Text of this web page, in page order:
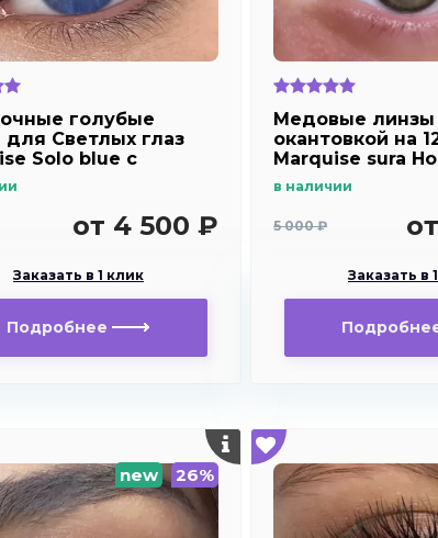
голубые
для Светлых глаз
Solo blue с
и
от 4 500 ₽
Заказать в 1 клик
Подробнее
Медовые линзы
окантовкой на
Marquise sura
в наличии
5 000 ₽
Заказать в
new 26%